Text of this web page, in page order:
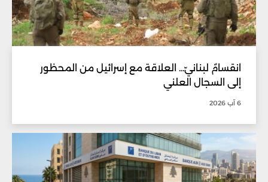
انقسامٌ لبنانيّ... العلاقة مع إسرائيل من المحظور
إلى السجال العلني
6 آب 2026